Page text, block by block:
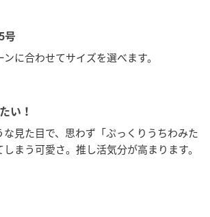
号
に合わせてサイズを選べます。
い！
見た目で、思わず「ぷっくりうちわみた
まう可愛さ。推し活気分が高まります。